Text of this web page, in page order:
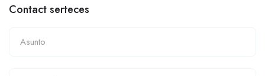
Contact serteces